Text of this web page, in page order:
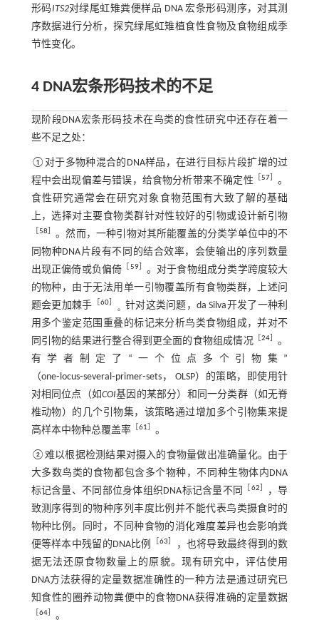
形码ITS2对绿尾虹雉粪便样品 DNA 宏条形码测序，对其测
序数据进行分析，探究绿尾虹雉植食性食物及食物组成季
节性变化。
4 DNA宏条形码技术的不足
现阶段DNA宏条形码技术在鸟类的食性研究中还存在着一
些不足之处：
①对于多物种混合的DNA样品，在进行目标片段扩增的过
程中会出现偏差与错误，给食物分析带来不确定性 ［57
。
食性研究通常会在研究对象食物范围有大致了解的基础
上，选择对主要食物类群针对性较好的引物或设计新引物
58
。然而，一种引物对其所能覆盖的分类学单位中的不
同物种DNA片段有不同的结合效率，会使输出的序列数量
出现正偏倚或负偏倚
59］ 。对于食物组成分类学跨度较大
的物种，由于无法用单一引物覆盖所有食物类群，上述问
题会更加棘手
60］
。 针对这类问题，da Silva开发了一种利
用多个鉴定范围重叠的标记来分析鸟类食物组成，并对不
同引物的结果进行整合得到更全面的食物组成情况 ［24
。
有学者制定了“一个位点多个引物集”
（one⁃locus⁃several⁃primer⁃sets， OLSP）的策略，即使用针
对相同位点（如COI基因的某部分）和同一分类群（如无脊
椎动物）的几个引物集，该策略通过增加多个引物集来提
高样本中物种总覆盖率［ 61 。
②难以根据检测结果对摄入的食物量做出准确量化。由于
大多数鸟类的食物都包含多个物种，不同种生物体内DNA
标记含量、不同部位身体组织DNA标记含量不同
62
，导
致测序得到的物种序列丰度比例并不能代表鸟类摄食时的
物种比例。同时，不同种食物的消化难度差异也会影响粪
便等样本中残留的DNA比例
［63
，也将导致最终得到的数
据无法还原食物数量上的原貌。现有研究中，评估使用
DNA方法获得的定量数据准确性的一种方法是通过研究已
知食性的圈养动物粪便中的食物DNA获得准确的定量数据
64］ 。